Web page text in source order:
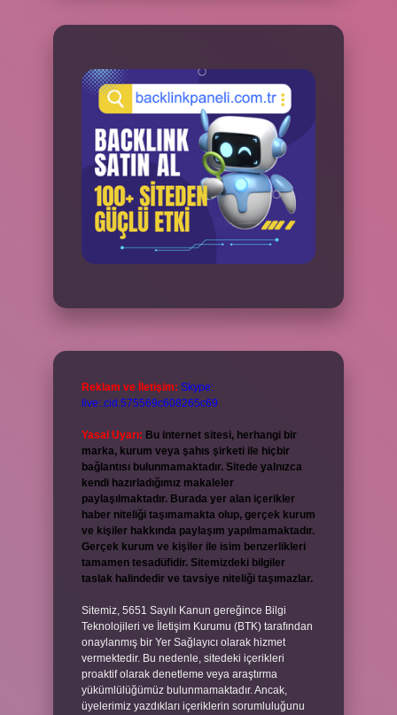
Reklam ve İletişim: Skype:
live:.cid.575569c608265c69
Yasal Uyarı: Bu internet sitesi, herhangi bir
marka, kurum veya şahıs şirketi ile hiçbir
bağlantısı bulunmamaktadır. Sitede yalnızca
kendi hazırladığımız makaleler
paylaşılmaktadır. Burada yer alan içerikler
haber niteliği taşımamakta olup, gerçek kurum
ve kişiler hakkında paylaşım yapılmamaktadır.
Gerçek kurum ve kişiler ile isim benzerlikleri
tamamen tesadüfidir. Sitemizdeki bilgiler
taslak halindedir ve tavsiye niteliği taşımazlar.
Sitemiz, 5651 Sayılı Kanun gereğince Bilgi
Teknolojileri ve İletişim Kurumu (BTK) tarafından
onaylanmış bir Yer Sağlayıcı olarak hizmet
vermektedir. Bu nedenle, sitedeki içerikleri
proaktif olarak denetleme veya araştırma
yükümlülüğümüz bulunmamaktadır. Ancak,
üyelerimiz yazdıkları içeriklerin sorumluluğunu